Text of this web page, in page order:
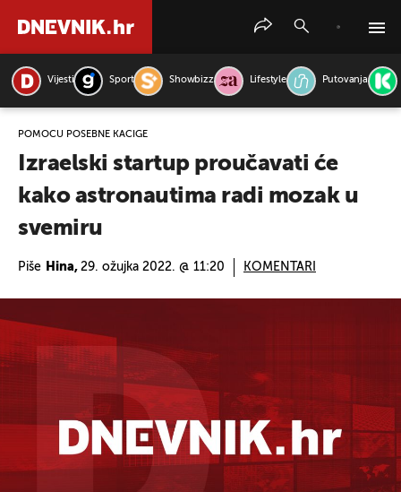
Vijesti Sport Showbizz Lifestyle Putovanja
POMOĆU POSEBNE KACIGE
Izraelski startup proučavati će
kako astronautima radi mozak u
svemiru
Piše Hina, 29. ožujka 2022. @ 11:20 KOMENTARI
PRETRAŽITE VIJESTI